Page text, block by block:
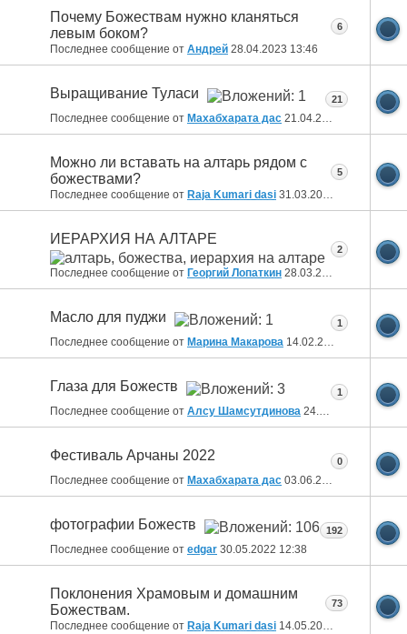
Почему Божествам нужно кланяться
левым боком?
Последнее сообщение от Aндрей 28.04.2023 13:46
6
Выращивание Туласи
Последнее сообщение от Махабхарата дас 21.04.2023
21
Можно ли вставать на алтарь рядом с
божествами?
Последнее сообщение от Raja Kumari dasi 31.03.2023
5
ИЕРАРХИЯ НА АЛТАРЕ
Последнее сообщение от Георгий Лопаткин 28.03.2023
2
Масло для пуджи
Последнее сообщение от Марина Макарова 14.02.2023
1
Глаза для Божеств
Последнее сообщение от Алсу Шамсутдинова 24.08.2022 19:44
1
Фестиваль Арчаны 2022
Последнее сообщение от Махабхарата дас 03.06.2022
0
фотографии Божеств
Последнее сообщение от edgar 30.05.2022 12:38
192
Поклонения Храмовым и домашним
Божествам.
Последнее сообщение от Raja Kumari dasi 14.05.2022
73